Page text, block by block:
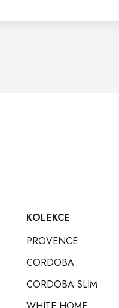
KOLEKCE
PROVENCE
CORDOBA
CORDOBA SLIM